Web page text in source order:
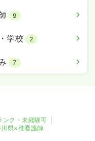
9
学校 2
7
ンク・未経験可
川県×准看護師